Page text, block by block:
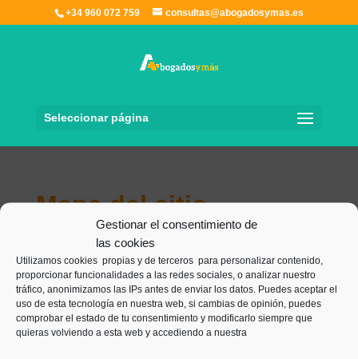
Gestionar el consentimiento de
las cookies
Utilizamos cookies propias y de terceros para personalizar contenido,
proporcionar funcionalidades a las redes sociales, o analizar nuestro
tráfico, anonimizamos las IPs antes de enviar los datos. Puedes aceptar el
uso de esta tecnología en nuestra web, si cambias de opinión, puedes
comprobar el estado de tu consentimiento y modificarlo siempre que
quieras volviendo a esta web y accediendo a nuestra
+34 960 072 759 consultas@abogadosymas.es
Seleccionar página
Mapa del sitio
AVISO LEGAL |
PRIVACIDAD |